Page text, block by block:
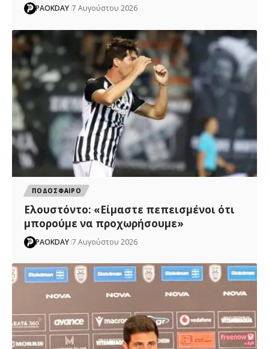
PAOKDAY 7 Αυγούστου 2026
ΠΟΔΟΣΦΑΙΡΟ
Ελουστόντο: «Είμαστε πεπεισμένοι ότι
μπορούμε να προχωρήσουμε»
PAOKDAY 7 Αυγούστου 2026